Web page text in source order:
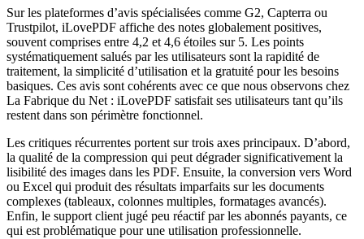
Sur les plateformes d’avis spécialisées comme G2, Capterra ou
Trustpilot, iLovePDF affiche des notes globalement positives,
souvent comprises entre 4,2 et 4,6 étoiles sur 5. Les points
systématiquement salués par les utilisateurs sont la rapidité de
traitement, la simplicité d’utilisation et la gratuité pour les besoins
basiques. Ces avis sont cohérents avec ce que nous observons chez
La Fabrique du Net : iLovePDF satisfait ses utilisateurs tant qu’ils
restent dans son périmètre fonctionnel.
Les critiques récurrentes portent sur trois axes principaux. D’abord,
la qualité de la compression qui peut dégrader significativement la
lisibilité des images dans les PDF. Ensuite, la conversion vers Word
ou Excel qui produit des résultats imparfaits sur les documents
complexes (tableaux, colonnes multiples, formatages avancés).
Enfin, le support client jugé peu réactif par les abonnés payants, ce
qui est problématique pour une utilisation professionnelle.